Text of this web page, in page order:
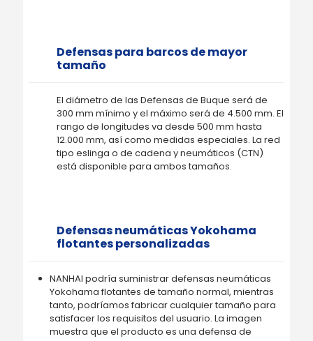
Defensas para barcos de mayor
tamaño
El diámetro de las Defensas de Buque será de
300 mm mínimo y el máximo será de 4.500 mm. El
rango de longitudes va desde 500 mm hasta
12.000 mm, así como medidas especiales. La red
tipo eslinga o de cadena y neumáticos (CTN)
está disponible para ambos tamaños.
Defensas neumáticas Yokohama
flotantes personalizadas
NANHAI podría suministrar defensas neumáticas
Yokohama flotantes de tamaño normal, mientras
tanto, podríamos fabricar cualquier tamaño para
satisfacer los requisitos del usuario. La imagen
muestra que el producto es una defensa de